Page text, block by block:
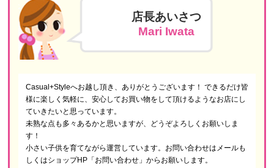
店長あいさつ
Mari Iwata
Casual+Styleへお越し頂き、ありがとうございます！ できるだけ皆
様に楽しく気軽に、安心してお買い物をして頂けるようなお店にし
ていきたいと思っています。
未熟な点も多々あるかと思いますが、どうぞよろしくお願いしま
す！
小さい子供を育てながら運営しています。お問い合わせはメールも
しくはショップHP「お問い合わせ」からお願いします。